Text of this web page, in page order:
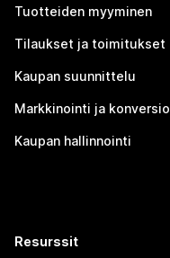
Tuotteiden myyminen
Tilaukset ja toimitukset
Kaupan suunnittelu
Markkinointi ja konversio
Kaupan hallinnointi
Resurssit